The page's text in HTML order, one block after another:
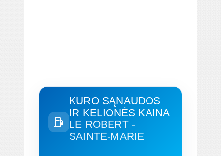
KURO SĄNAUDOS
IR KELIONĖS KAINA
LE ROBERT -
SAINTE-MARIE